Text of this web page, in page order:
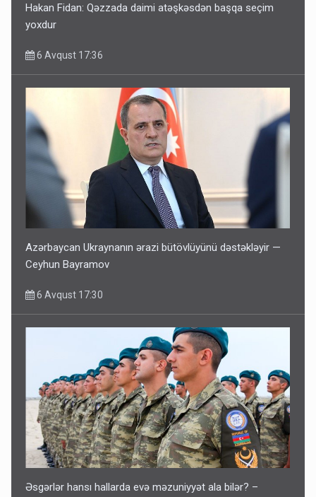
Hakan Fidan: Qəzzada daimi atəşkəsdən başqa seçim
yoxdur
6 Avqust 17:36
Azərbaycan Ukraynanın ərazi bütövlüyünü dəstəkləyir —
Ceyhun Bayramov
6 Avqust 17:30
Əsgərlər hansı hallarda evə məzuniyyət ala bilər? –